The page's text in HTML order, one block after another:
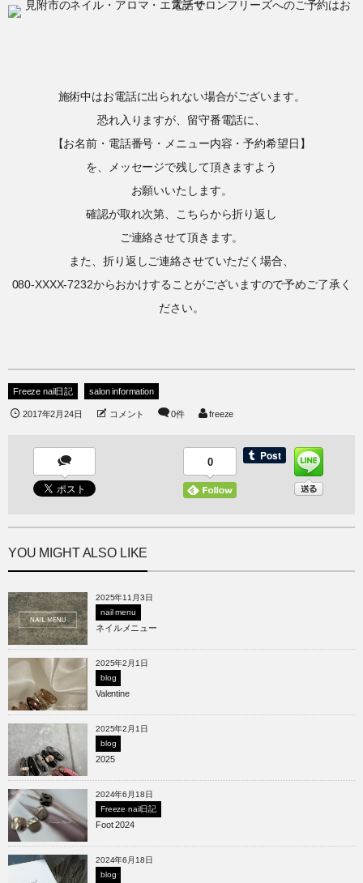
施術中はお電話に出られない場合がございます。
恐れ入りますが、留守番電話に、
【お名前・電話番号・メニュー内容・予約希望日】
を、メッセージで残して頂きますよう
お願いいたします。
確認が取れ次第、こちらから折り返し
ご連絡させて頂きます。
また、折り返しご連絡させていただく場合、
080-XXXX-7232からおかけすることがございますので予めご了承く
ださい。
Freeze nail日記 salon information
2017年2月24日 コメント 0件 freeze
0
YOU MIGHT ALSO LIKE
2025年11月3日
nail menu
ネイルメニュー
2025年2月1日
blog
Valentine
2025年2月1日
blog
2025
2024年6月18日
Freeze nail日記
Foot 2024
2024年6月18日
blog